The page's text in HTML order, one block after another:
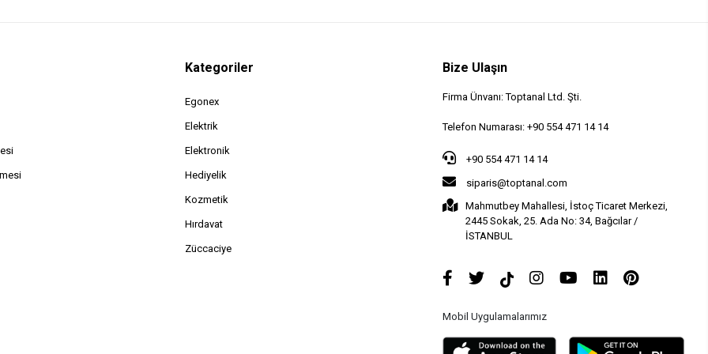
Kategoriler
Egonex
Elektrik
Elektronik
Hediyelik
Kozmetik
Hırdavat
Züccaciye
Bize Ulaşın
Firma Ünvanı: Toptanal Ltd. Şti.
Telefon Numarası: +90 554 471 14 14
+90 554 471 14 14
siparis@toptanal.com
Mahmutbey Mahallesi, İstoç Ticaret Merkezi,
2445 Sokak, 25. Ada No: 34, Bağcılar /
İSTANBUL
Mobil Uygulamalarımız